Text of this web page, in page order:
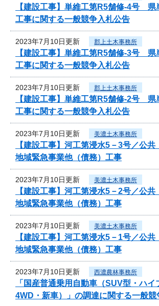
【建設工事】単維工第R5舗修-4号 県
工事に関する一般競争入札公告
2023年7月10日更新 郡上土木事務所
【建設工事】単維工第R5舗修-3号 県
工事に関する一般競争入札公告
2023年7月10日更新 郡上土木事務所
【建設工事】単維工第R5舗修-2号 県
工事に関する一般競争入札公告
2023年7月10日更新 美濃土木事務所
【建設工事】河工第浸水5－3号／公
地域緊急事業他（債務）工事
2023年7月10日更新 美濃土木事務所
【建設工事】河工第浸水5－2号／公
地域緊急事業他（債務）工事
2023年7月10日更新 美濃土木事務所
【建設工事】河工第浸水5－1号／公
地域緊急事業他（債務）工事
2023年7月10日更新 西濃農林事務所
「国産普通乗用自動車（SUV型・ハイ
4WD・新車）」の調達に関する一般競